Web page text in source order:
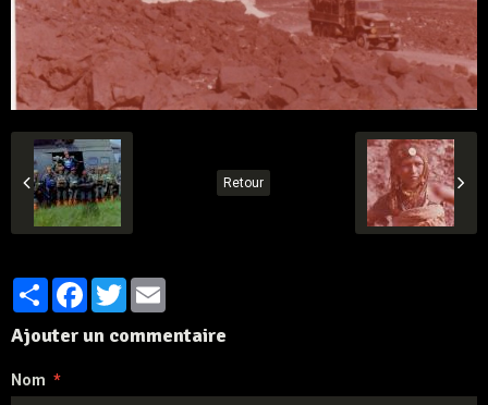
Retour
PartagerFacebook
Twitter
Ajouter un commentaire
Nom